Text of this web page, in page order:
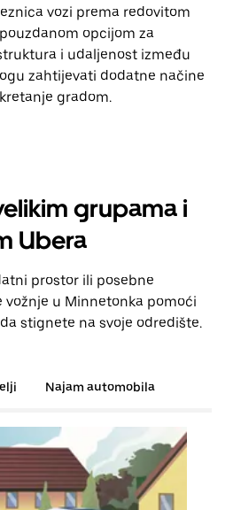
vozi prema redovitom
opcijom za
i udaljenost između
zahtijevati dodatne načine
gradom.
grupama i
Ubera
prostor ili posebne
vožnje u Minnetonka pomoći
stignete na svoje odredište.
Najam automobila